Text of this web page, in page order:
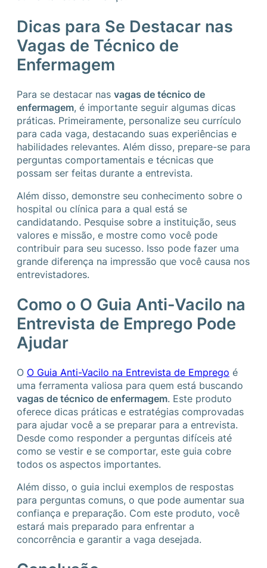
Dicas para Se Destacar nas
Vagas de Técnico de
Enfermagem
Para se destacar nas vagas de técnico de
enfermagem, é importante seguir algumas dicas
práticas. Primeiramente, personalize seu currículo
para cada vaga, destacando suas experiências e
habilidades relevantes. Além disso, prepare-se para
perguntas comportamentais e técnicas que
possam ser feitas durante a entrevista.
Além disso, demonstre seu conhecimento sobre o
hospital ou clínica para a qual está se
candidatando. Pesquise sobre a instituição, seus
valores e missão, e mostre como você pode
contribuir para seu sucesso. Isso pode fazer uma
grande diferença na impressão que você causa nos
entrevistadores.
Como o O Guia Anti-Vacilo na
Entrevista de Emprego Pode
Ajudar
O O Guia Anti-Vacilo na Entrevista de Emprego é
uma ferramenta valiosa para quem está buscando
vagas de técnico de enfermagem. Este produto
oferece dicas práticas e estratégias comprovadas
para ajudar você a se preparar para a entrevista.
Desde como responder a perguntas difíceis até
como se vestir e se comportar, este guia cobre
todos os aspectos importantes.
Além disso, o guia inclui exemplos de respostas
para perguntas comuns, o que pode aumentar sua
confiança e preparação. Com este produto, você
estará mais preparado para enfrentar a
concorrência e garantir a vaga desejada.